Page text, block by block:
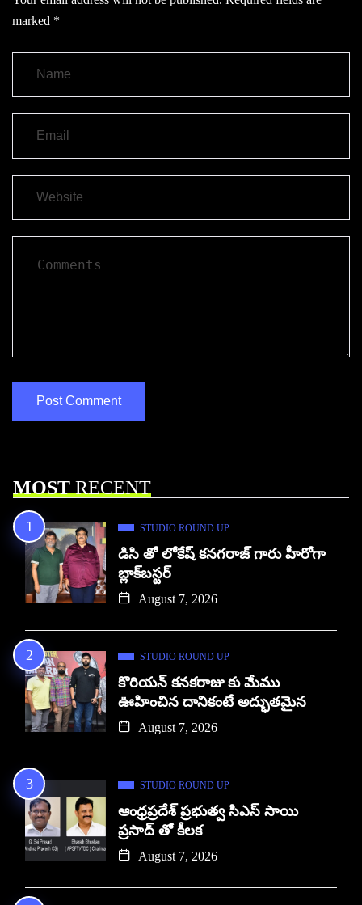
marked *
MOSTRECENT
STUDIO ROUND UP
డిసి తో లోకేష్ కనగరాజ్ గారు హీరోగా
బ్లాక్‌బస్టర్
August 7, 2026
STUDIO ROUND UP
కొరియన్ కనకరాజు కు మేము
ఊహించిన దానికంటే అద్భుతమైన
August 7, 2026
STUDIO ROUND UP
ఆంధ్రప్రదేశ్ ప్రభుత్వ సిఎస్ సాయి
ప్రసాద్ తో కీలక
August 7, 2026